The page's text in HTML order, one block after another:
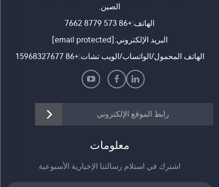
الصين.
الهاتف:+86 573 8779 7662
البريد الإلكتروني: [email protected]
الهاتف المحمول/الواتساب/الويب تشات:+86 15968327677
رابط الموقع الإلكتروني
معلومات
اشترك في استلام رسالتنا الإخبارية الأسبوعية